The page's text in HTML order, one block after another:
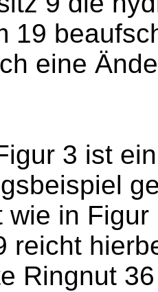
19
eine
3 ist
wie in
reicht
Ringnut